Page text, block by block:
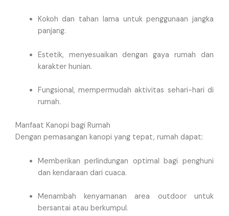
Kokoh dan tahan lama untuk penggunaan jangka
panjang.
Estetik, menyesuaikan dengan gaya rumah dan
karakter hunian.
Fungsional, mempermudah aktivitas sehari-hari di
rumah.
Manfaat Kanopi bagi Rumah
Dengan pemasangan kanopi yang tepat, rumah dapat:
Memberikan perlindungan optimal bagi penghuni
dan kendaraan dari cuaca.
Menambah kenyamanan area outdoor untuk
bersantai atau berkumpul.